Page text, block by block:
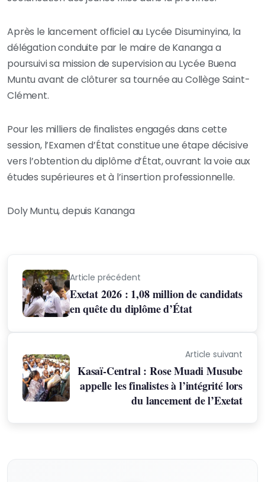
Après le lancement officiel au Lycée Disuminyina, la
délégation conduite par le maire de Kananga a
poursuivi sa mission de supervision au Lycée Buena
Muntu avant de clôturer sa tournée au Collège Saint-
Clément.
Pour les milliers de finalistes engagés dans cette
session, l’Examen d’État constitue une étape décisive
vers l’obtention du diplôme d’État, ouvrant la voie aux
études supérieures et à l’insertion professionnelle.
Doly Muntu, depuis Kananga
Article précédent
Exetat 2026 : 1,08 million de candidats
en quête du diplôme d’État
Article suivant
Kasaï-Central : Rose Muadi Musube
appelle les finalistes à l’intégrité lors
du lancement de l’Exetat